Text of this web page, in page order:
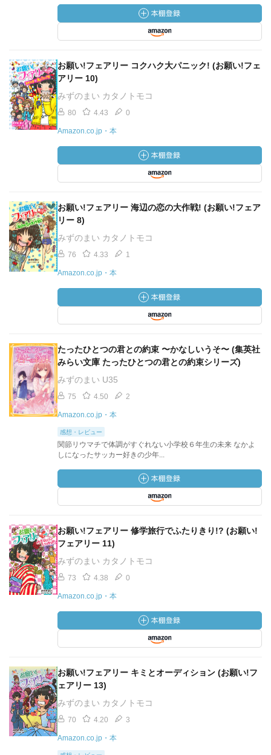
お願い!フェアリー コクハク大パニック! (お願い!フェ
アリー 10)
みずのまい カタノトモコ
80 4.43 0
Amazon.co.jp・本
お願い!フェアリー 海辺の恋の大作戦! (お願い!フェア
リー 8)
みずのまい カタノトモコ
76 4.33 1
Amazon.co.jp・本
たったひとつの君との約束 〜かなしいうそ〜 (集英社
みらい文庫 たったひとつの君との約束シリーズ)
みずのまい U35
75 4.50 2
Amazon.co.jp・本
感想・レビュー
関節リウマチで体調がすぐれない小学校６年生の未来 なかよ
しになったサッカー好きの少年...
お願い!フェアリー 修学旅行でふたりきり!? (お願い!
フェアリー 11)
みずのまい カタノトモコ
73 4.38 0
Amazon.co.jp・本
お願い!フェアリー キミとオーディション (お願い!フ
ェアリー 13)
みずのまい カタノトモコ
70 4.20 3
Amazon.co.jp・本